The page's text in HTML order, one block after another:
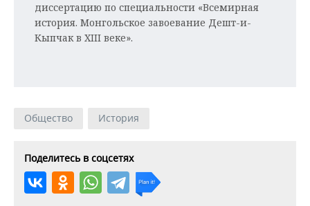
диссертацию по специальности «Всемирная
история. Монгольское завоевание Дешт-и-
Кыпчак в XIII веке».
Общество История
Поделитесь в соцсетях